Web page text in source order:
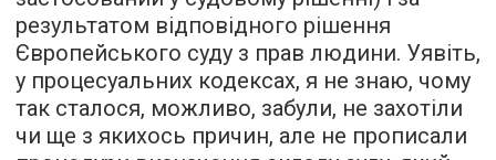
результатом відповідного рішення
Європейського суду з прав людини. Уявіть,
у процесуальних кодексах, я не знаю, чому
так сталося, можливо, забули, не захотіли
чи ще з якихось причин, але не прописали